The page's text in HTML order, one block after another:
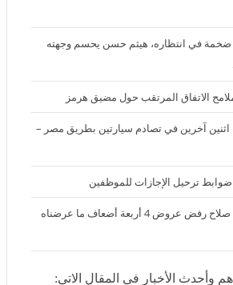
في انتظاره، هيثم حسن يحسم وجهته
الاتفاق المرتقب حول مضيق هرمز
آخرين في تصادم سيارتين بطريق مصر –
ترحيل الإجازات للموظفين
أضعاف ما عرضناه عليه
وأحدث الأخبار فى المقال الاتي:
مرصعة بالألماس، تفاصيل زفاف